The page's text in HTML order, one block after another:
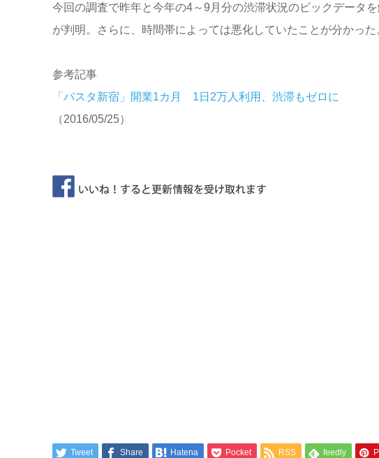
今回の調査で昨年と今年の4～9月分の渋滞状況のビックデータ
が判明。さらに、時間帯によっては悪化していたことが分かっ
参考記事
「バスタ新宿」開業1カ月 1日2万人利用、渋滞もゼロに
（2016/05/25）
Tweet Share Hatena Pocket RSS feedly